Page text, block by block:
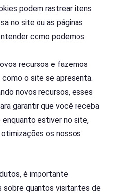
podem rastrear itens
no site ou as páginas
como podemos
recursos e fazemos
o site se apresenta.
novos recursos, esses
garantir que você receba
estiver no site,
os nossos
é importante
quantos visitantes de